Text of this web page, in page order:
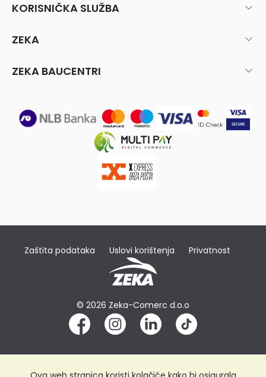
KORISNIČKA SLUŽBA
ZEKA
ZEKA BAUCENTRI
Zaštita podataka Uslovi korištenja Privatnost
© 2026 Zeka-Comerc d.o.o